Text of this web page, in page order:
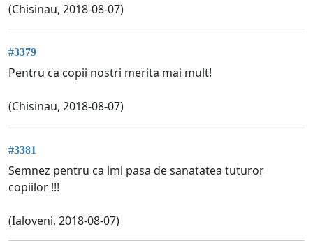
(Chisinau, 2018-08-07)
#3379
Pentru ca copii nostri merita mai mult!
(Chisinau, 2018-08-07)
#3381
Semnez pentru ca imi pasa de sanatatea tuturor
copiilor !!!
(Ialoveni, 2018-08-07)